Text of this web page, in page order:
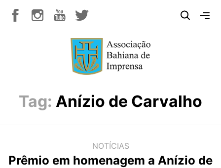
Tag: Anízio de Carvalho
NOTÍCIAS
Prêmio em homenagem a Anízio de